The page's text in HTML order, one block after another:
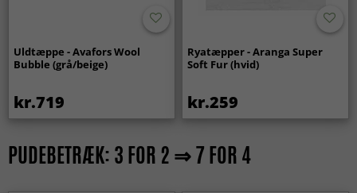
Uldtæppe - Avafors Wool
Bubble (grå/beige)
kr.719
Ryatæpper - Aranga Super
Soft Fur (hvid)
kr.259
PUDEBETRÆK: 3 FOR 2 ⇒ 7 FOR 4